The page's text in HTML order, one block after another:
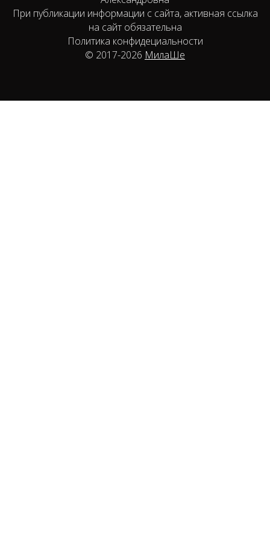
При публикации информации с сайта, активная ссылка
на сайт обязательна
Политика конфидециальности
© 2017-2026 МилаШе